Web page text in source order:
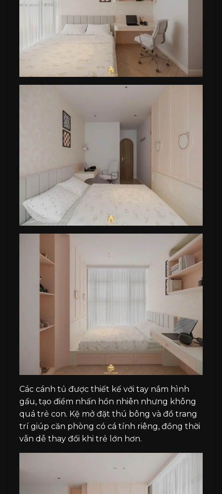
Các cánh tủ được thiết kế với tay nắm hình
gấu, tạo điểm nhấn hồn nhiên nhưng không
quá trẻ con. Kệ mở đặt thú bông và đồ trang
trí giúp căn phòng có cá tính riêng, đồng thời
vẫn dễ thay đổi khi trẻ lớn hơn.